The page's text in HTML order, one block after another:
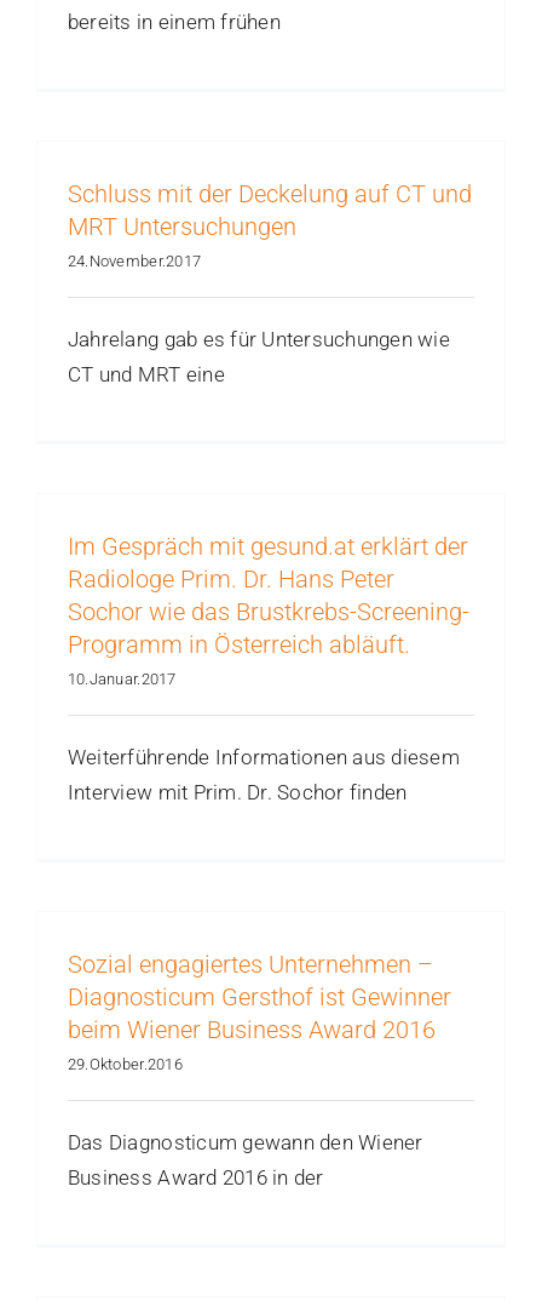
bereits in einem frühen
Schluss mit der Deckelung auf CT und
MRT Untersuchungen
24.November.2017
Jahrelang gab es für Untersuchungen wie
CT und MRT eine
Im Gespräch mit gesund.at erklärt der
Radiologe Prim. Dr. Hans Peter
Sochor wie das Brustkrebs-Screening-
Programm in Österreich abläuft.
10.Januar.2017
Weiterführende Informationen aus diesem
Interview mit Prim. Dr. Sochor finden
Sozial engagiertes Unternehmen –
Diagnosticum Gersthof ist Gewinner
beim Wiener Business Award 2016
29.Oktober.2016
Das Diagnosticum gewann den Wiener
Business Award 2016 in der